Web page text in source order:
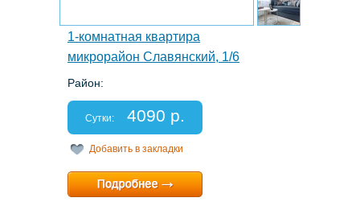
1-комнатная квартира
микрорайон Славянский, 1/6
Район:
Спальных мест: 2+2
Отчетные документы: есть
Сутки: 4090 р.
Добавить в закладки
Минимальный срок:1 суток
Расчетный час:12:00